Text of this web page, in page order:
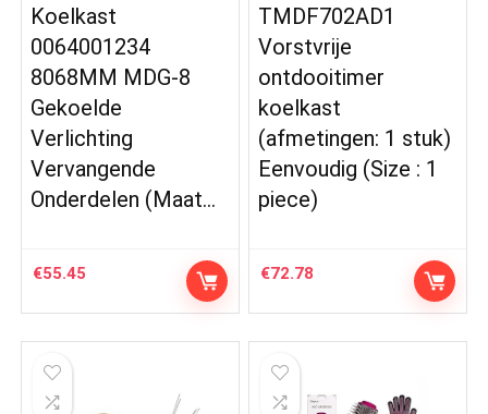
Koelkast
0064001234
8068MM MDG-8
Gekoelde
Verlichting
Vervangende
Onderdelen (Maat…
€55.45
TMDF702AD1
Vorstvrije
ontdooitimer
koelkast
(afmetingen: 1 stuk)
Eenvoudig (Size : 1
piece)
€72.78